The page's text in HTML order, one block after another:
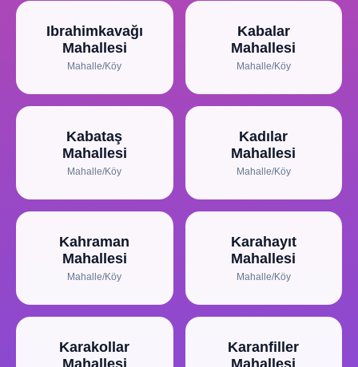
Ibrahimkavağı
Mahallesi
Mahalle/Köy
Kabalar
Mahallesi
Mahalle/Köy
Kabataş
Mahallesi
Mahalle/Köy
Kadılar
Mahallesi
Mahalle/Köy
Kahraman
Mahallesi
Mahalle/Köy
Karahayıt
Mahallesi
Mahalle/Köy
Karakollar
Mahallesi
Karanfiller
Mahallesi